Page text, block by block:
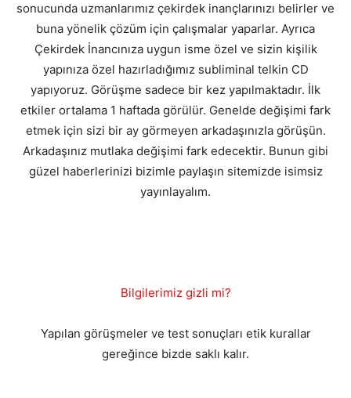
sonucunda uzmanlarımız çekirdek inançlarınızı belirler ve
buna yönelik çözüm için çalışmalar yaparlar. Ayrıca
Çekirdek İnancınıza uygun isme özel ve sizin kişilik
yapınıza özel hazırladığımız subliminal telkin CD
yapıyoruz. Görüşme sadece bir kez yapılmaktadır. İlk
etkiler ortalama 1 haftada görülür. Genelde değişimi fark
etmek için sizi bir ay görmeyen arkadaşınızla görüşün.
Arkadaşınız mutlaka değişimi fark edecektir. Bunun gibi
güzel haberlerinizi bizimle paylaşın sitemizde isimsiz
yayınlayalım.
Bilgilerimiz gizli mi?
Yapılan görüşmeler ve test sonuçları etik kurallar
gereğince bizde saklı kalır.